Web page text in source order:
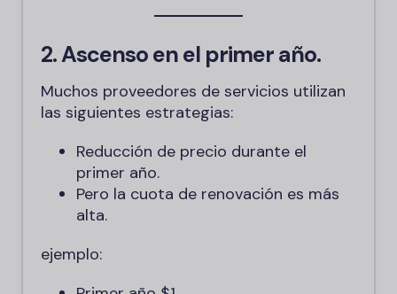
2. Ascenso en el primer año.
Muchos proveedores de servicios utilizan
las siguientes estrategias:
Reducción de precio durante el
primer año.
Pero la cuota de renovación es más
alta.
ejemplo: